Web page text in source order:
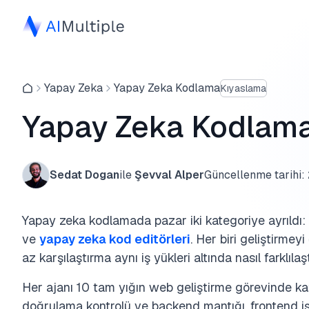
Yapay Zeka Yapay Zeka KodlamaKıyaslama
Yapay Zeka
Sedat Doganile Şevval AlperGüncellenme tarihi:
Yapay zeka kodlamada pazar iki kategoriye
ve yapay zeka kod editörleri. Her biri
az karşılaştırma aynı iş yükleri altında nasıl
Her ajanı 10 tam yığın web geliştirme görevinde